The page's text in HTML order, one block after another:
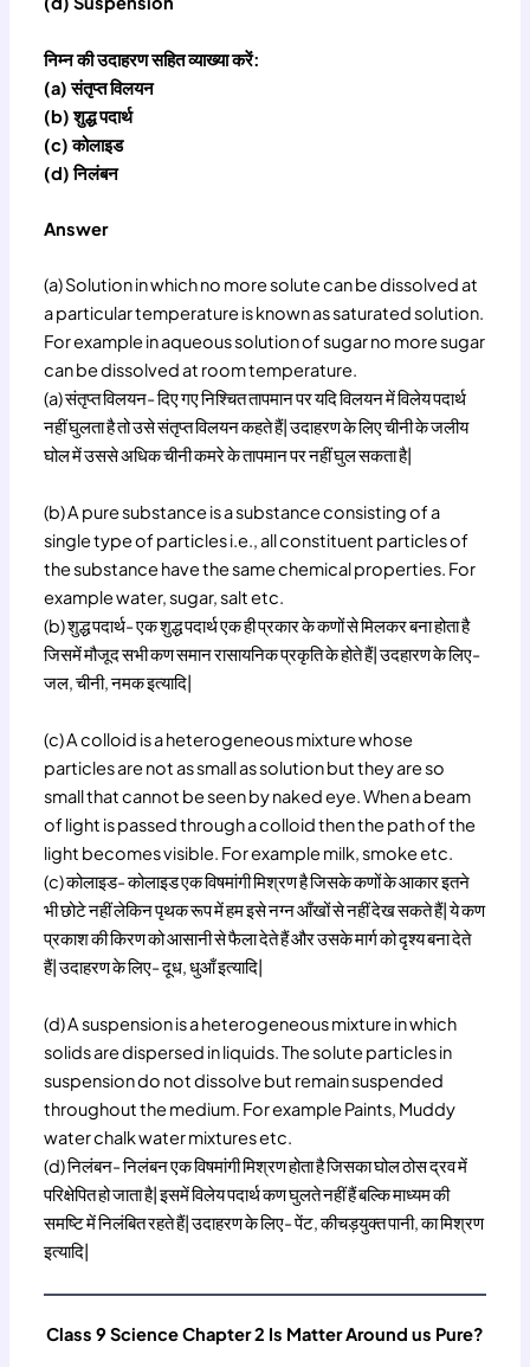
निम्न की उदाहरण सहित व्याख्या करें:
(a) संतृप्त विलयन
(b) शुद्ध पदार्थ
(c) कोलाइड
(d) निलंबन
Answer
(a) Solution in which no more solute can be dissolved at
a particular temperature is known as saturated solution.
For example in aqueous solution of sugar no more sugar
can be dissolved at room temperature.
(a) संतृप्त विलयन- दिए गए निश्चित तापमान पर यदि विलयन में विलेय पदार्थ
नहीं घुलता है तो उसे संतृप्त विलयन कहते हैं| उदाहरण के लिए चीनी के जलीय
घोल में उससे अधिक चीनी कमरे के तापमान पर नहीं घुल सकता है|
(b) A pure substance is a substance consisting of a
single type of particles i.e., all constituent particles of
the substance have the same chemical properties. For
example water, sugar, salt etc.
(b) शुद्ध पदार्थ- एक शुद्ध पदार्थ एक ही प्रकार के कणों से मिलकर बना होता है
जिसमें मौजूद सभी कण समान रासायनिक प्रकृति के होते हैं| उदहारण के लिए-
जल, चीनी, नमक इत्यादि|
(c) A colloid is a heterogeneous mixture whose
particles are not as small as solution but they are so
small that cannot be seen by naked eye. When a beam
of light is passed through a colloid then the path of the
light becomes visible. For example milk, smoke etc.
(c) कोलाइड- कोलाइड एक विषमांगी मिश्रण है जिसके कणों के आकार इतने
भी छोटे नहीं लेकिन पृथक रूप में हम इसे नग्न आँखों से नहीं देख सकते हैं| ये कण
प्रकाश की किरण को आसानी से फैला देते हैं और उसके मार्ग को दृश्य बना देते
हैं| उदाहरण के लिए- दूध, धुआँ इत्यादि|
(d) A suspension is a heterogeneous mixture in which
solids are dispersed in liquids. The solute particles in
suspension do not dissolve but remain suspended
throughout the medium. For example Paints, Muddy
water chalk water mixtures etc.
(d) निलंबन- निलंबन एक विषमांगी मिश्रण होता है जिसका घोल ठोस द्रव में
परिक्षेपित हो जाता है| इसमें विलेय पदार्थ कण घुलते नहीं हैं बल्कि माध्यम की
समष्टि में निलंबित रहते हैं| उदाहरण के लिए- पेंट, कीचड़युक्त पानी, का मिश्रण
इत्यादि|
Class 9 Science Chapter 2 Is Matter Around us Pure?